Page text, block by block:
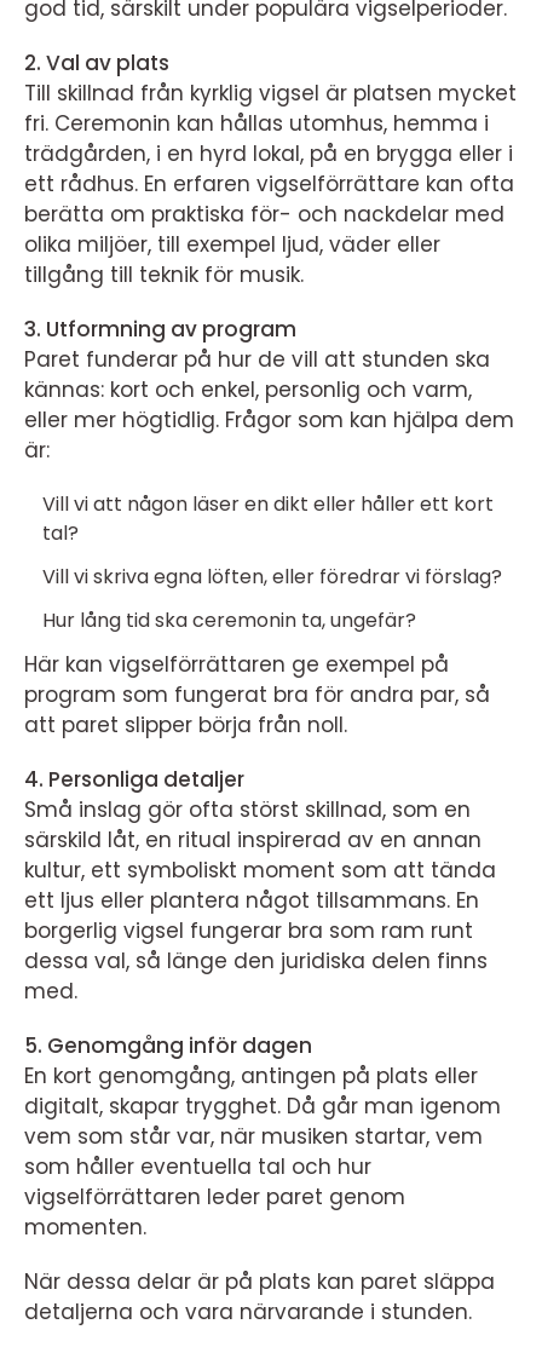
god tid, särskilt under populära vigselperioder.
2. Val av plats
Till skillnad från kyrklig vigsel är platsen mycket
fri. Ceremonin kan hållas utomhus, hemma i
trädgården, i en hyrd lokal, på en brygga eller i
ett rådhus. En erfaren vigselförrättare kan ofta
berätta om praktiska för- och nackdelar med
olika miljöer, till exempel ljud, väder eller
tillgång till teknik för musik.
3. Utformning av program
Paret funderar på hur de vill att stunden ska
kännas: kort och enkel, personlig och varm,
eller mer högtidlig. Frågor som kan hjälpa dem
är:
Vill vi att någon läser en dikt eller håller ett kort
tal?
Vill vi skriva egna löften, eller föredrar vi förslag?
Hur lång tid ska ceremonin ta, ungefär?
Här kan vigselförrättaren ge exempel på
program som fungerat bra för andra par, så
att paret slipper börja från noll.
4. Personliga detaljer
Små inslag gör ofta störst skillnad, som en
särskild låt, en ritual inspirerad av en annan
kultur, ett symboliskt moment som att tända
ett ljus eller plantera något tillsammans. En
borgerlig vigsel fungerar bra som ram runt
dessa val, så länge den juridiska delen finns
med.
5. Genomgång inför dagen
En kort genomgång, antingen på plats eller
digitalt, skapar trygghet. Då går man igenom
vem som står var, när musiken startar, vem
som håller eventuella tal och hur
vigselförrättaren leder paret genom
momenten.
När dessa delar är på plats kan paret släppa
detaljerna och vara närvarande i stunden.